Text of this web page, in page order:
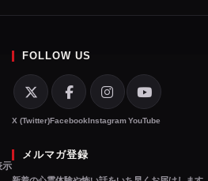
示
FOLLOW US
X (Twitter)FacebookInstagramYouTube
メルマガ登録